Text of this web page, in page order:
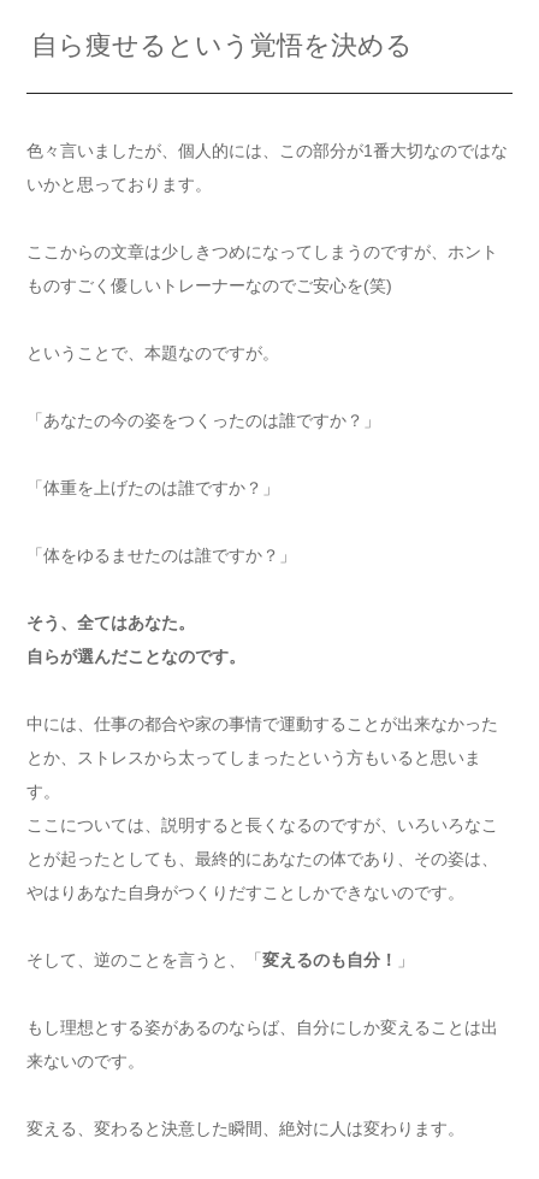
自ら痩せるという覚悟を決める
色々言いましたが、個人的には、この部分が1番大切なのではな
いかと思っております。
ここからの文章は少しきつめになってしまうのですが、ホント
ものすごく優しいトレーナーなのでご安心を(笑)
ということで、本題なのですが。
「あなたの今の姿をつくったのは誰ですか？」
「体重を上げたのは誰ですか？」
「体をゆるませたのは誰ですか？」
そう、全てはあなた。
自らが選んだことなのです。
中には、仕事の都合や家の事情で運動することが出来なかった
とか、ストレスから太ってしまったという方もいると思いま
す。
ここについては、説明すると長くなるのですが、いろいろなこ
とが起ったとしても、最終的にあなたの体であり、その姿は、
やはりあなた自身がつくりだすことしかできないのです。
そして、逆のことを言うと、「 変えるのも自分！ 」
もし理想とする姿があるのならば、自分にしか変えることは出
来ないのです。
変える、変わると決意した瞬間、絶対に人は変わります。